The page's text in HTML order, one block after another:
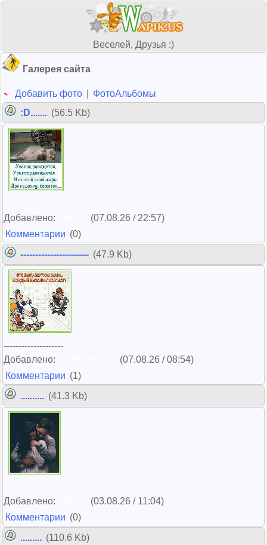
Веселей, Друзья :)
Галерея сайта
Добавить фото
ФотоАльбомы
:D....... (56.5 Kb)
Добавлено:
(07.08.26 / 22:57)
Комментарии (0)
----------------------- (47.9 Kb)
--------------------
Добавлено:
(07.08.26 / 08:54)
Комментарии (1)
.......... (41.3 Kb)
Добавлено:
(03.08.26 / 11:04)
Комментарии (0)
......... (110.6 Kb)